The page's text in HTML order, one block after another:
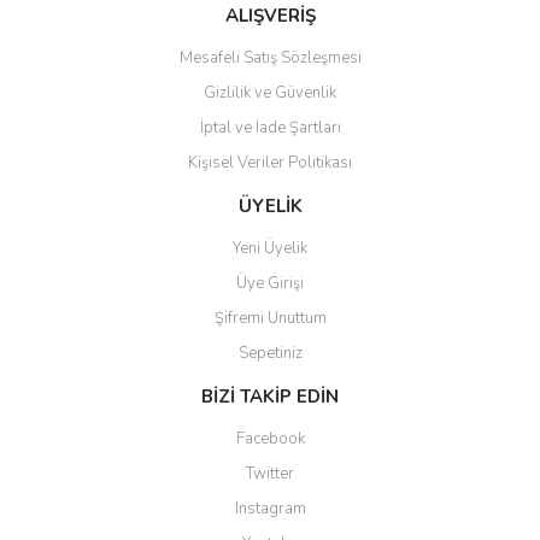
Bu ürüne benzer farklı alternatifler olmalı.
Gönder
ALIŞVERİŞ
Mesafeli Satış Sözleşmesi
Gizlilik ve Güvenlik
İptal ve İade Şartları
Kişisel Veriler Politikası
ÜYELİK
Yeni Üyelik
Üye Girişi
Şifremi Unuttum
Sepetiniz
BİZİ TAKİP EDİN
Facebook
Twitter
Instagram